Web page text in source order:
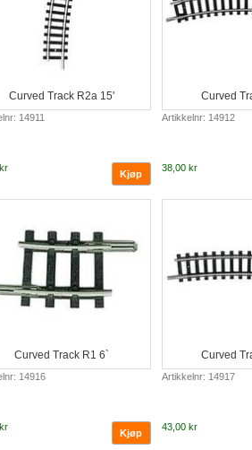
Curved Track R2a 15'
14911
Curved
Artikkelnr: 14912
38,00 kr
Curved Track R1 6`
14916
Curved
Artikkelnr: 14917
43,00 kr